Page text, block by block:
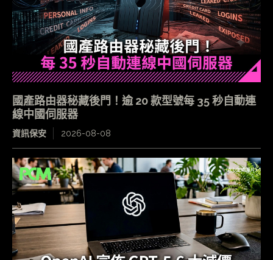
國產路由器秘藏後門！逾 20 款型號每 35 秒自動連
線中國伺服器
資訊保安 2026-08-08